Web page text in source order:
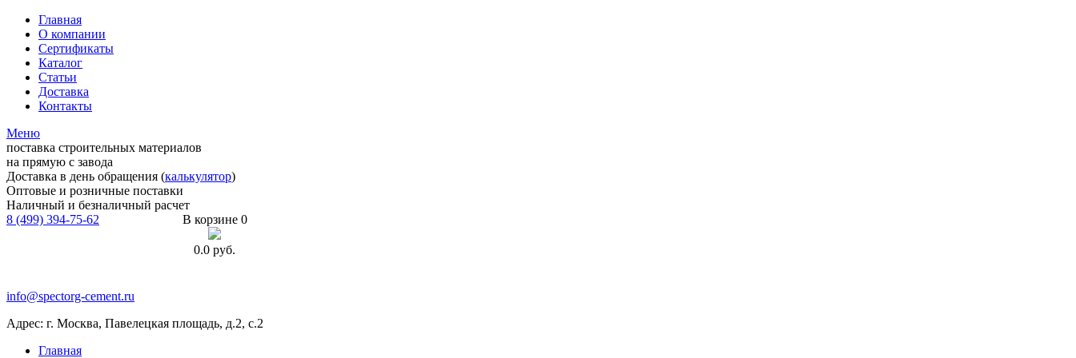
Главная
О компании
Сертификаты
Каталог
Статьи
Доставка
Контакты
Меню
поставка строительных материалов
на прямую с завода
Доставка в день обращения (калькулятор)
Оптовые и розничные поставки
Наличный и безналичный расчет
8 (499) 394-75-62
В корзине 0
0.0 руб.
info@spectorg-cement.ru
Адрес: г. Москва, Павелецкая площадь, д.2, с.2
Главная